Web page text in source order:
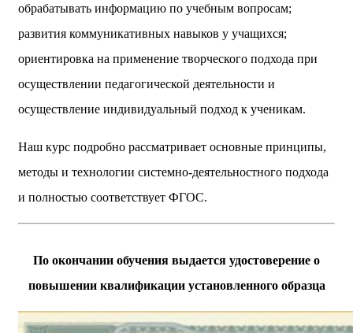
обрабатывать информацию по учебным вопросам;
развития коммуникативных навыков у учащихся;
ориентировка на применение творческого подхода при
осуществлении педагогической деятельности и
осуществление индивидуальный подход к ученикам.
Наш курс подробно рассматривает основные принципы,
методы и технологии системно-деятельностного подхода
и полностью соответствует ФГОС.
По окончании обучения выдается удостоверение о
повышении квалификации установленного образца